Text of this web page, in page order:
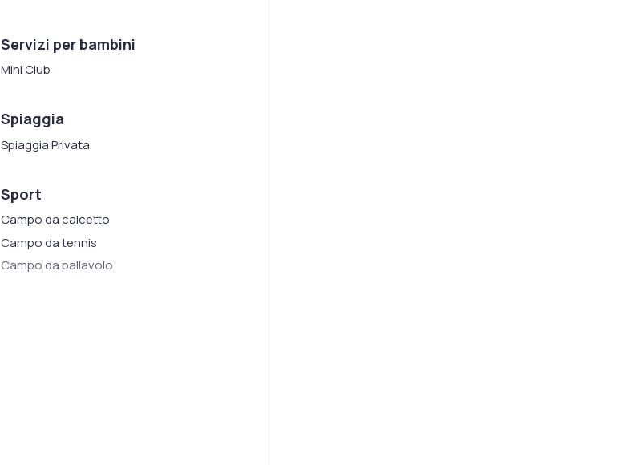
Servizi per bambini
Mini Club
Spiaggia
Spiaggia Privata
Sport
Campo da calcetto
Campo da tennis
Campo da pallavolo